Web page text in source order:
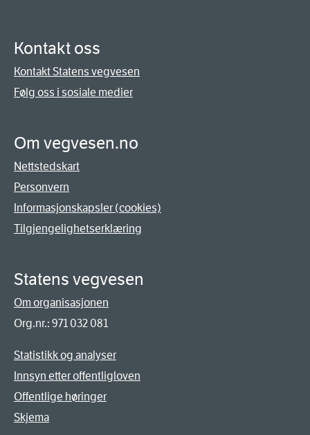
Kontakt oss
Kontakt Statens vegvesen
Følg oss i sosiale medier
Om vegvesen.no
Nettstedskart
Personvern
Informasjonskapsler (cookies)
Tilgjengelighetserklæring
Statens vegvesen
Om organisasjonen
Org.nr.: 971 032 081
Statistikk og analyser
Innsyn etter offentligloven
Offentlige høringer
Skjema